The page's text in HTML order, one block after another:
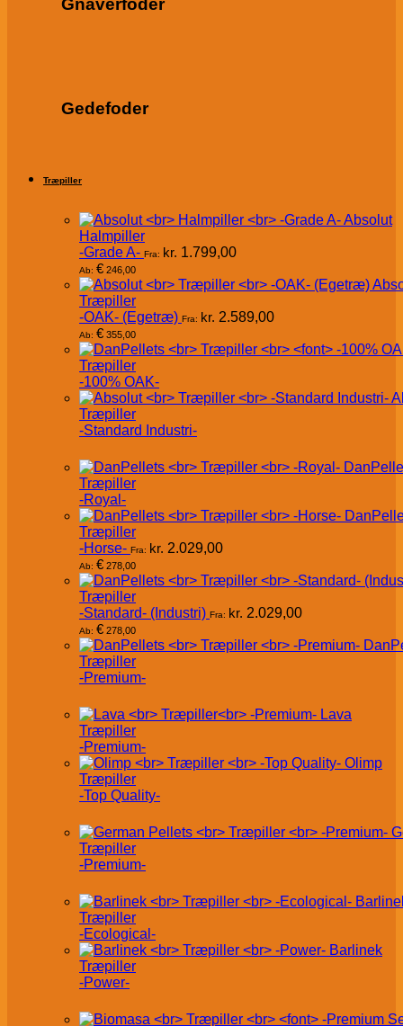
Gnaverfoder
Gedefoder
Træpiller
Absolut
Halmpiller
-Grade A- Fra: kr. 1.799,00
Ab: € 246,00
Træpiller
-OAK- (Egetræ) Fra: kr. 2.589,00
Ab: € 355,00
Træpiller
-100% OAK-
Træpiller
-Standard Industri-
Træpiller
-Royal-
Træpiller
-Horse- Fra: kr. 2.029,00
Ab: € 278,00
Træpiller
-Standard- (Industri) Fra: kr. 2.029,00
Ab: € 278,00
Træpiller
-Premium-
Lava
Træpiller
-Premium-
Olimp
Træpiller
-Top Quality-
Træpiller
-Premium-
Træpiller
-Ecological-
Barlinek
Træpiller
-Power-